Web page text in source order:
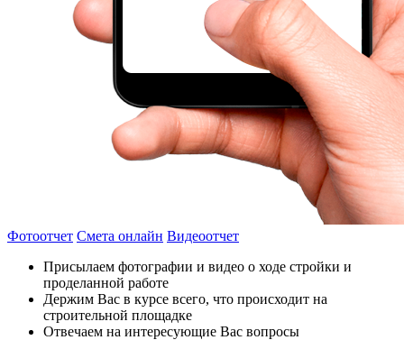
Фотоотчет Смета онлайн Видеоотчет
Присылаем фотографии и видео о ходе стройки и
проделанной работе
Держим Вас в курсе всего, что происходит на
строительной площадке
Отвечаем на интересующие Вас вопросы